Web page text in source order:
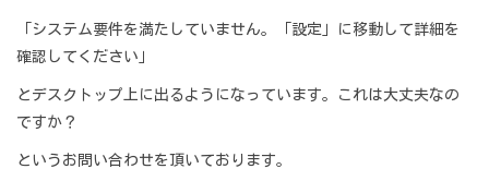
「システム要件を満たしていません。「設定」に移動して詳細を
確認してください」
とデスクトップ上に出るようになっています。これは大丈夫なの
ですか？
というお問い合わせを頂いております。